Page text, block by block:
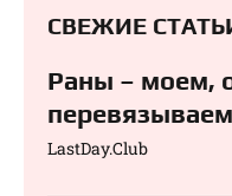
СВЕЖИЕ
Раны – моем,
перевязываем⁠⁠
LastDay.Club